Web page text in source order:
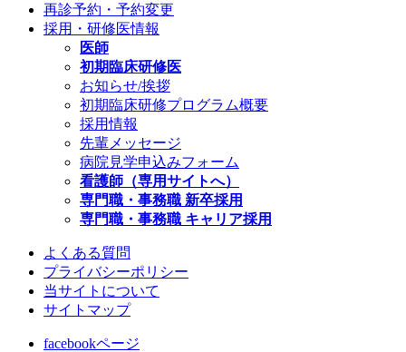
再診予約・予約変更
採用・研修医情報
医師
初期臨床研修医
お知らせ/挨拶
初期臨床研修プログラム概要
採用情報
先輩メッセージ
病院見学申込みフォーム
看護師（専用サイトへ）
専門職・事務職 新卒採用
専門職・事務職 キャリア採用
よくある質問
プライバシーポリシー
当サイトについて
サイトマップ
facebookページ